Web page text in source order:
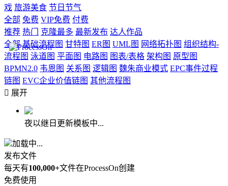
戏 旅游美食 节日节气
全部 免费 VIP免费 付费
推荐 热门 克隆最多 最新发布 达人作品
全部 基础流程图 甘特图 ER图 UML图 网络拓扑图 组织结构-
流程图 泳道图 平面图 电路图 图表/表格 架构图 原型图
BPMN2.0 韦恩图 关系图 逻辑图 魏朱商业模式 EPC事件过程
链图 EVC企业价值链图 其他流程图
 展开
夜以继日更新模板中...
加载中...
发布文件
每天有100,000+文件在ProcessOn创建
免费使用